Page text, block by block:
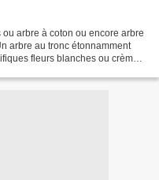
arbre à coton ou encore arbre
arbre au tronc étonnamment
fleurs blanches ou crèmes